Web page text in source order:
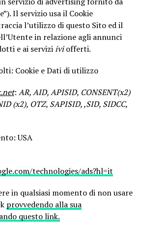
Il servizio usa il Cookie
l’utilizzo di questo Sito ed il
in relazione agli annunci
e ai serviziiviofferti.
Cookie e Dati di utilizzo
: AR, AID, APISID, CONSENT(x2)
(x2), OTZ, SAPISID, ,SID, SIDCC,
USA
technologies/ads?hl=it
in qualsiasi momento di non usare
provvedendo alla sua
questo link.